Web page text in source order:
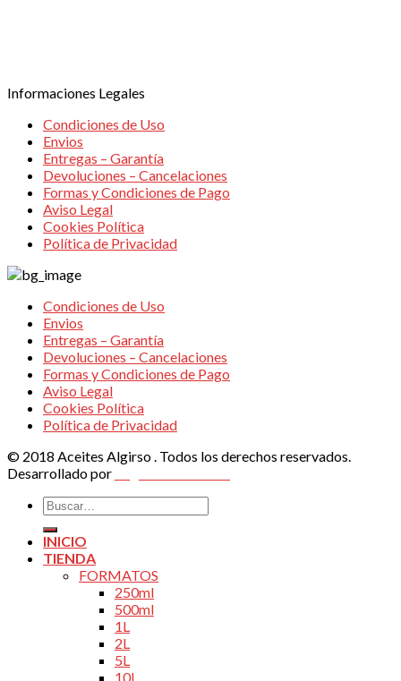
Informaciones Legales
Condiciones de Uso
Envios
Entregas – Garantía
Devoluciones – Cancelaciones
Formas y Condiciones de Pago
Aviso Legal
Cookies Política
Política de Privacidad
Condiciones de Uso
Envios
Entregas – Garantía
Devoluciones – Cancelaciones
Formas y Condiciones de Pago
Aviso Legal
Cookies Política
Política de Privacidad
© 2018 Aceites Algirso . Todos los derechos reservados.
Desarrollado por
Buscar
por:
INICIO
TIENDA
FORMATOS
250ml
500ml
1L
2L
5L
10L